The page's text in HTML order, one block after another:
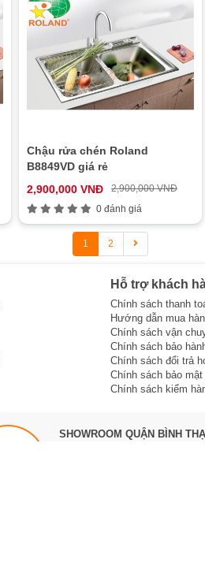
Chậu rửa chén Roland
B8849VD giá rẻ
2,900,000 VNĐ
2,900,000 VNĐ
0 đánh giá
1 2
Hỗ trợ khách
Chính sách thanh
Hướng dẫn mua
Chính sách vận
Chính sách bảo
Chính sách đổi trả
Chính sách bảo mật
Chính sách kiểm
SHOWROOM QUẬN BÌNH